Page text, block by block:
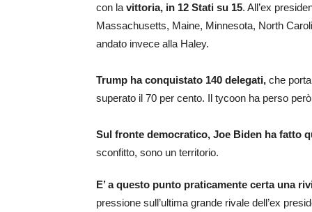
con la vittoria, in 12 Stati su 15. All’ex
Massachusetts, Maine, Minnesota, North
andato invece alla Haley.
Trump ha conquistato 140 delegati, che
superato il 70 per cento. Il tycoon ha perso
Sul fronte democratico, Joe Biden ha fatto
sconfitto, sono un territorio.
E’ a questo punto praticamente certa una
pressione sull’ultima grande rivale dell’ex